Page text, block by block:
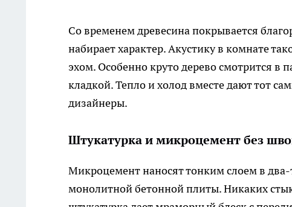
Со временем древесина покрывается
набирает характер. Акустику в комнате
эхом. Особенно круто дерево смотрится в
кладкой. Тепло и холод вместе дают тот
дизайнеры.
Штукатурка и микроцемент без
Микроцемент наносят тонким слоем в
монолитной бетонной плиты. Никаких